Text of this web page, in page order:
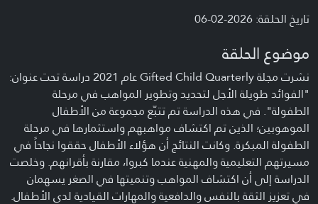
تاريخ الحلقة: 2026-02-06
موضوع الحلقة
نشرت مجلة Gifted Child Quarterly عام 2021 دراسة تحت عنوان:
"الفوائد طويلة الأجل لتحديد وتطوير المواهب في مرحلة
الطفولة". في هذه الدراسة تم تتبّع مجموعة من الأطفال
الموهوبين؛ الذين تم اكتشاف مواهبهم واستثمارها في مرحلة
الطفولة المبكرة. وكانت النتائج أن هؤلاء الأطفال حققوا نجاحاً في
مسيرتهم التعليمية والمهنية عندما كبروا، مقارنة بأقرانهم. وخلصت
الدراسة إلى أن اكتشاف المواهب وتنميتها في الصغر يسهمان
في تعزيز الثقة بالنفس والدافعية والمهارات القيادية لدى الأطفال.